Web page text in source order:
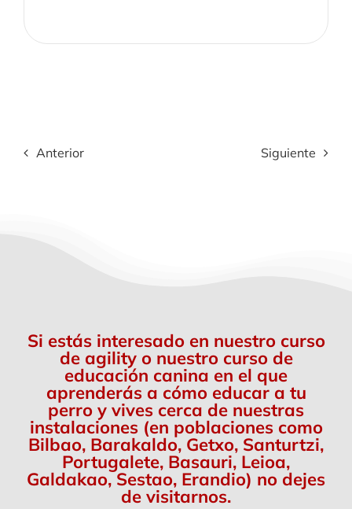
Anterior Siguiente
Si estás interesado en nuestro curso
de agility o nuestro curso de
educación canina en el que
aprenderás a cómo educar a tu
perro y vives cerca de nuestras
instalaciones (en poblaciones como
Bilbao, Barakaldo, Getxo, Santurtzi,
Portugalete, Basauri, Leioa,
Galdakao, Sestao, Erandio) no dejes
de visitarnos.